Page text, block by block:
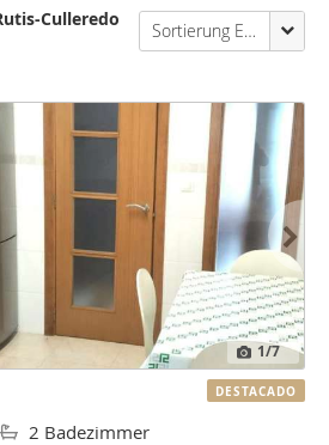
Culleredo
Sortierung Enalquiler
1/7
2 Badezimmer
DESTACADO